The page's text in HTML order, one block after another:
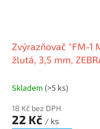
Zvýrazňovač "FM-1
žlutá, 3,5 mm,
Skladem (>5 ks)
18 Kč bez DPH
22 Kč / ks